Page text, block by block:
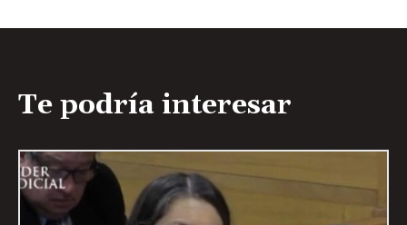
Te podría interesar